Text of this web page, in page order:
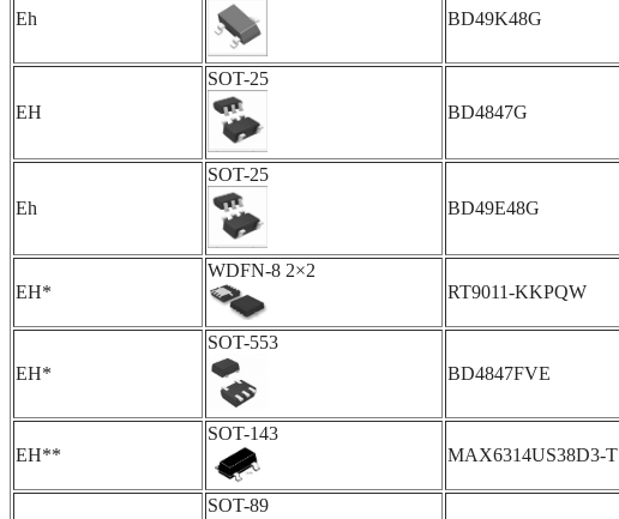
Eh
BD49K48G
EH
SOT-25
BD4847G
Eh
SOT-25
BD49E48G
EH*
WDFN-8 2×2
RT9011-KKPQW
EH*
SOT-553
BD4847FVE
EH**
SOT-143
MAX6314US38D3-T
SOT-89